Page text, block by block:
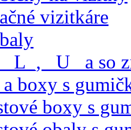
vizitkáre
_U_ a so
boxy s
boxy s